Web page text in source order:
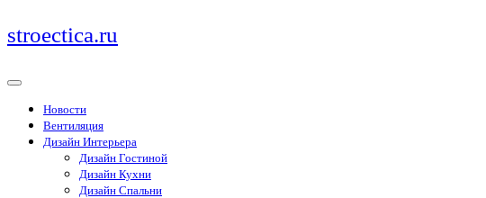
Перейти
к
stroectica.ru
Новости
Вентиляция
Дизайн Интерьера
Дизайн Гостиной
Дизайн Кухни
Дизайн Спальни